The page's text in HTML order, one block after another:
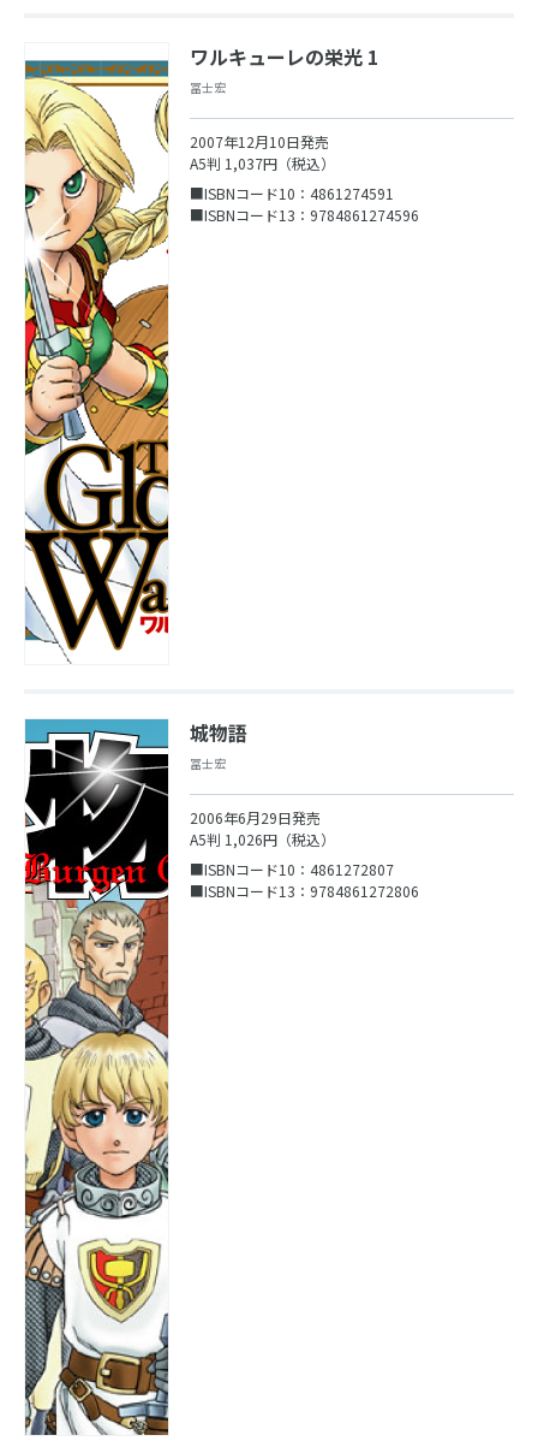
ワルキューレの栄光 1
冨士宏
2007年12月10日発売
A5判 1,037円（税込）
■ISBNコード10：4861274591
■ISBNコード13：9784861274596
城物語
冨士宏
2006年6月29日発売
A5判 1,026円（税込）
■ISBNコード10：4861272807
■ISBNコード13：9784861272806